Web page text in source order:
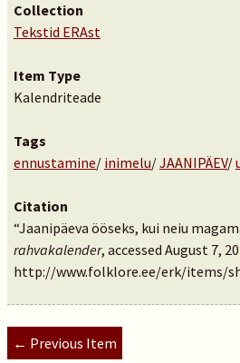
Collection
Tekstid ERAst
Item Type
Kalendriteade
Tags
ennustamine/ inimelu/JAANIPÄEV/
Citation
“Jaanipäeva ööseks, kui neiu
rahvakalender, accessed August 7,
http://www.folklore.ee/erk/items/
← Previous Item